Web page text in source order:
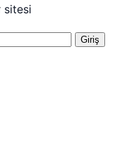
sitesi
Giriş